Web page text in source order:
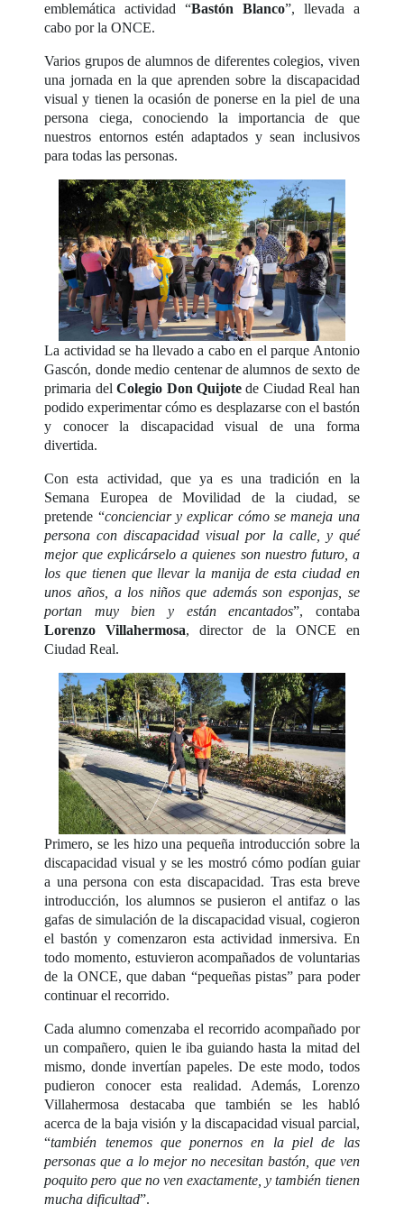
emblemática actividad “Bastón Blanco”, llevada a
cabo por la ONCE.
Varios grupos de alumnos de diferentes colegios, viven
una jornada en la que aprenden sobre la discapacidad
visual y tienen la ocasión de ponerse en la piel de una
persona ciega, conociendo la importancia de que
nuestros entornos estén adaptados y sean inclusivos
para todas las personas.
La actividad se ha llevado a cabo en el parque Antonio
Gascón, donde medio centenar de alumnos de sexto de
primaria delColegio Don Quijote de Ciudad Real han
podido experimentar cómo es desplazarse con el bastón
y conocer la discapacidad visual de una forma
divertida.
Con esta actividad, que ya es una tradición en la
Semana Europea de Movilidad de la ciudad, se
pretende “concienciar y explicar cómo se maneja una
persona con discapacidad visual por la calle, y qué
mejor que explicárselo a quienes son nuestro futuro, a
los que tienen que llevar la manija de esta ciudad en
unos años, a los niños que además son esponjas, se
portan muy bien y están encantados”, contaba
Lorenzo Villahermosa, director de la ONCE en
Ciudad Real.
Primero, se les hizo una pequeña introducción sobre la
discapacidad visual y se les mostró cómo podían guiar
a una persona con esta discapacidad. Tras esta breve
introducción, los alumnos se pusieron el antifaz o las
gafas de simulación de la discapacidad visual, cogieron
el bastón y comenzaron esta actividad inmersiva. En
todo momento, estuvieron acompañados de voluntarias
de la ONCE, que daban “pequeñas pistas” para poder
continuar el recorrido.
Cada alumno comenzaba el recorrido acompañado por
un compañero, quien le iba guiando hasta la mitad del
mismo, donde invertían papeles. De este modo, todos
pudieron conocer esta realidad. Además, Lorenzo
Villahermosa destacaba que también se les habló
acerca de la baja visión y la discapacidad visual parcial,
“también tenemos que ponernos en la piel de las
personas que a lo mejor no necesitan bastón, que ven
poquito pero que no ven exactamente, y también tienen
mucha dificultad”.